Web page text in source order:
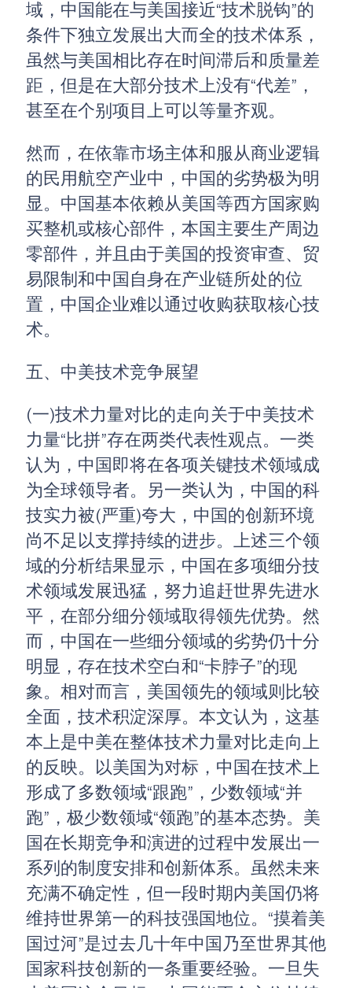
域，中国能在与美国接近“技术脱钩”的
条件下独立发展出大而全的技术体系，
虽然与美国相比存在时间滞后和质量差
距，但是在大部分技术上没有“代差”，
甚至在个别项目上可以等量齐观。
然而，在依靠市场主体和服从商业逻辑
的民用航空产业中，中国的劣势极为明
显。中国基本依赖从美国等西方国家购
买整机或核心部件，本国主要生产周边
零部件，并且由于美国的投资审查、贸
易限制和中国自身在产业链所处的位
置，中国企业难以通过收购获取核心技
术。
五、中美技术竞争展望
(一)技术力量对比的走向关于中美技术
力量“比拼”存在两类代表性观点。一类
认为，中国即将在各项关键技术领域成
为全球领导者。另一类认为，中国的科
技实力被(严重)夸大，中国的创新环境
尚不足以支撑持续的进步。上述三个领
域的分析结果显示，中国在多项细分技
术领域发展迅猛，努力追赶世界先进水
平，在部分细分领域取得领先优势。然
而，中国在一些细分领域的劣势仍十分
明显，存在技术空白和“卡脖子”的现
象。相对而言，美国领先的领域则比较
全面，技术积淀深厚。本文认为，这基
本上是中美在整体技术力量对比走向上
的反映。以美国为对标，中国在技术上
形成了多数领域“跟跑”，少数领域“并
跑”，极少数领域“领跑”的基本态势。美
国在长期竞争和演进的过程中发展出一
系列的制度安排和创新体系。虽然未来
充满不确定性，但一段时期内美国仍将
维持世界第一的科技强国地位。“摸着美
国过河”是过去几十年中国乃至世界其他
国家科技创新的一条重要经验。一旦失